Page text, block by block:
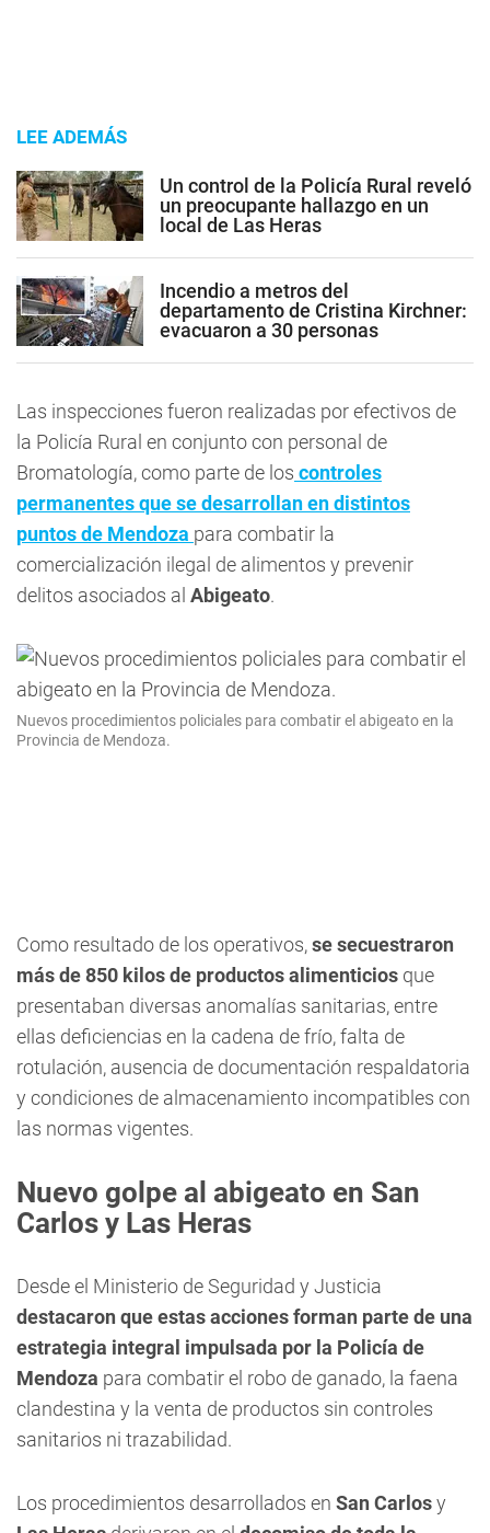
LEE ADEMÁS
Un control de la Policía Rural reveló
un preocupante hallazgo en un
local de Las Heras
Incendio a metros del
departamento de Cristina Kirchner:
evacuaron a 30 personas
Las inspecciones fueron realizadas por efectivos de
la Policía Rural en conjunto con personal de
Bromatología, como parte de los controles
permanentes que se desarrollan en distintos
puntos de Mendoza para combatir la
comercialización ilegal de alimentos y prevenir
delitos asociados al Abigeato.
Nuevos procedimientos policiales para combatir el abigeato en la
Provincia de Mendoza.
Como resultado de los operativos,se secuestraron
más de 850 kilos de productos alimenticios que
presentaban diversas anomalías sanitarias, entre
ellas deficiencias en la cadena de frío, falta de
rotulación, ausencia de documentación respaldatoria
y condiciones de almacenamiento incompatibles con
las normas vigentes.
Nuevo golpe al abigeato en San
Carlos y Las Heras
Desde el Ministerio de Seguridad y Justicia
destacaron que estas acciones forman parte de una
estrategia integral impulsada por la Policía de
Mendoza para combatir el robo de ganado, la faena
clandestina y la venta de productos sin controles
sanitarios ni trazabilidad.
Los procedimientos desarrollados en San Carlosy